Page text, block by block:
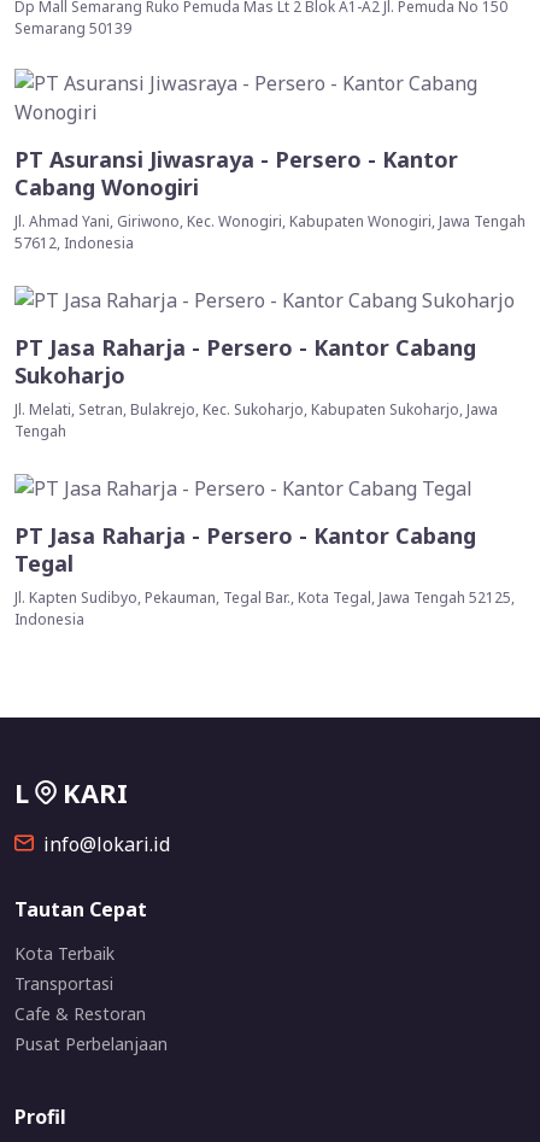
Dp Mall Semarang Ruko Pemuda Mas Lt 2 Blok A1-A2 Jl. Pemuda No 150
Semarang 50139
PT Asuransi Jiwasraya - Persero - Kantor
Cabang Wonogiri
Jl. Ahmad Yani, Giriwono, Kec. Wonogiri, Kabupaten Wonogiri, Jawa Tengah
57612, Indonesia
PT Jasa Raharja - Persero - Kantor Cabang
Sukoharjo
Jl. Melati, Setran, Bulakrejo, Kec. Sukoharjo, Kabupaten Sukoharjo, Jawa
Tengah
PT Jasa Raharja - Persero - Kantor Cabang
Tegal
Jl. Kapten Sudibyo, Pekauman, Tegal Bar., Kota Tegal, Jawa Tengah 52125,
Indonesia
L KARI
info@lokari.id
Tautan Cepat
Kota Terbaik
Transportasi
Cafe & Restoran
Pusat Perbelanjaan
Profil